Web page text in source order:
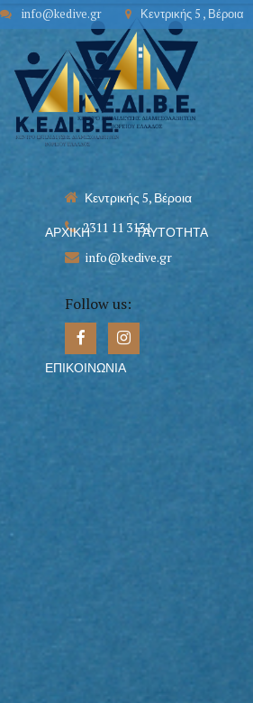
info@kedive.gr Κεντρικής 5 , Βέροια
ΑΡΧΙΚΉ ΤΑΥΤΌΤΗΤΑ
ΕΠΙΚΟΙΝΩΝΊΑ
Κεντρικής 5, Βέροια
2311 11 3131
info@kedive.gr
Follow us: